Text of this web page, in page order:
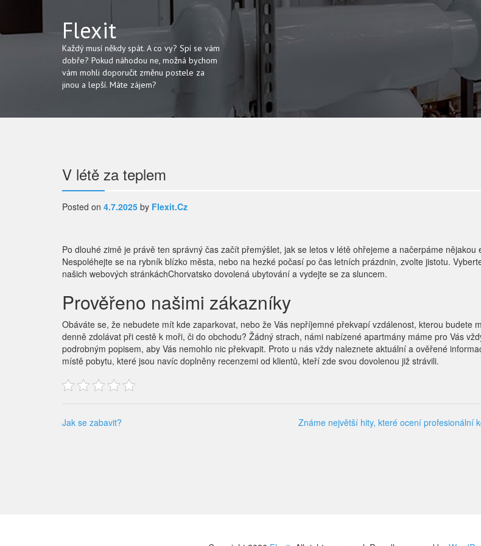
Flexit
Každý musí někdy spát. A co vy? Spí se vám
dobře? Pokud náhodou ne, možná bychom
vám mohli doporučit změnu postele za
jinou a lepší. Máte zájem?
V létě za teplem
Posted on 4.7.2025 by Flexit.cz
Po dlouhé zimě je právě ten správný čas začít přemýšlet, jak se letos v létě ohřejeme a načerpáme nějakou
Nespoléhejte se na rybník blízko města, nebo na hezké počasí po čas letních prázdnin, zvolte jistotu.
našich webových stránkáchChorvatsko dovolená ubytování a vydejte se za sluncem.
Prověřeno našimi zákazníky
Obáváte se, že nebudete mít kde zaparkovat, nebo že Vás nepříjemné překvapí vzdálenost, kterou budete
denně zdolávat při cestě k moři, či do obchodu? Žádný strach, námi nabízené apartmány máme pro Vás
podrobným popisem, aby Vás nemohlo nic překvapit. Proto u nás vždy naleznete aktuální a ověřené
místě pobytu, které jsou navíc doplněny recenzemi od klientů, kteří zde svou dovolenou již strávili.
Navigace
pro
příspěvek
Jak se zabavit? Známe největší hity, které ocení profesionální